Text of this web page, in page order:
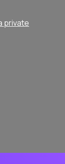
private